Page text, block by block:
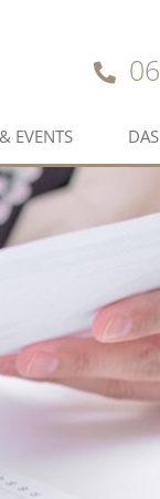
EVENTS